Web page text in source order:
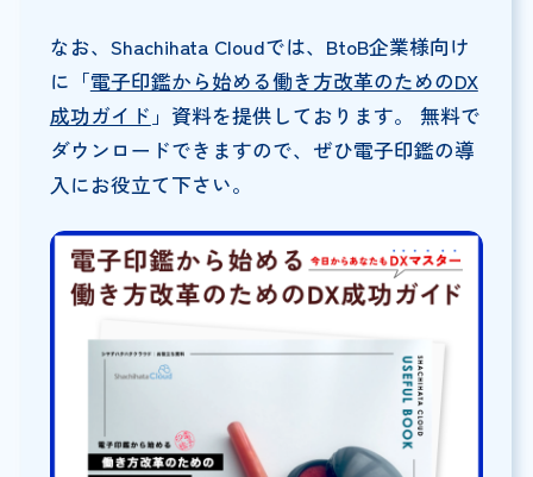
なお、Shachihata Cloudでは、BtoB企業様向け
に「電子印鑑から始める働き方改革のためのDX
成功ガイド 」資料を提供しております。 無料で
ダウンロードできますので、ぜひ電子印鑑の導
入にお役立て下さい。